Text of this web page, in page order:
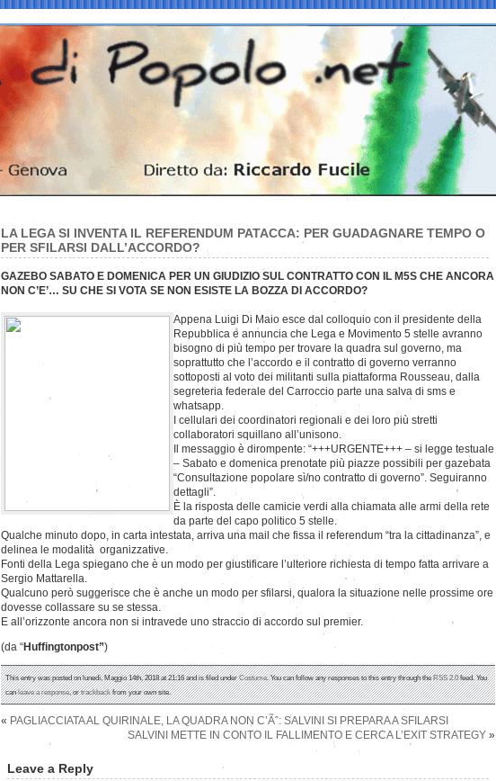
LA LEGA SI INVENTA IL REFERENDUM PATACCA: PER GUADAGNARE TEMPO O
PER SFILARSI DALL’ACCORDO?
GAZEBO SABATO E DOMENICA PER UN GIUDIZIO SUL CONTRATTO CON IL M5S CHE ANCORA
NON C’E’… SU CHE SI VOTA SE NON ESISTE LA BOZZA DI ACCORDO?
Appena Luigi Di Maio esce dal colloquio con il presidente della
Repubblica e annuncia che Lega e Movimento 5 stelle avranno
bisogno di più tempo per trovare la quadra sul governo, ma
soprattutto che l’accordo e il contratto di governo verranno
sottoposti al voto dei militanti sulla piattaforma Rousseau, dalla
segreteria federale del Carroccio parte una salva di sms e
whatsapp.
I cellulari dei coordinatori regionali e dei loro più stretti
collaboratori squillano all’unisono.
Il messaggio è dirompente: “+++URGENTE+++ – si legge testuale
– Sabato e domenica prenotate più piazze possibili per gazebata
“Consultazione popolare sì/no contratto di governo”. Seguiranno
dettagli”.
È la risposta delle camicie verdi alla chiamata alle armi della rete
da parte del capo politico 5 stelle.
Qualche minuto dopo, in carta intestata, arriva una mail che fissa il referendum “tra la cittadinanza”, e
delinea le modalità organizzative.
Fonti della Lega spiegano che è un modo per giustificare l’ulteriore richiesta di tempo fatta arrivare a
Sergio Mattarella.
Qualcuno però suggerisce che è anche un modo per sfilarsi, qualora la situazione nelle prossime ore
dovesse collassare su se stessa.
E all’orizzonte ancora non si intravede uno straccio di accordo sul premier.
(da “Huffingtonpost”)
This entry was posted on lunedì, Maggio 14th, 2018 at 21:16 and is filed underCostume. You can follow any responses to this entry through theRSS 2.0feed. You
canleave a response, ortrackbackfrom your own site.
« PAGLIACCIATA AL QUIRINALE, LA QUADRA NON C’Ãˆ: SALVINI SI PREPARA A SFILARSI
SALVINI METTE IN CONTO IL FALLIMENTO E CERCA L’EXIT STRATEGY »
Leave a Reply